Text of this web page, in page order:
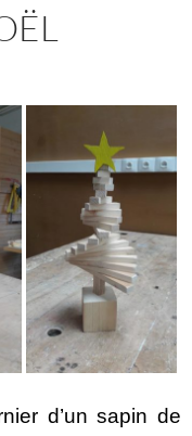
d’un sapin de